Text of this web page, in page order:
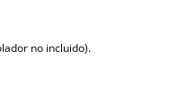
no incluido).